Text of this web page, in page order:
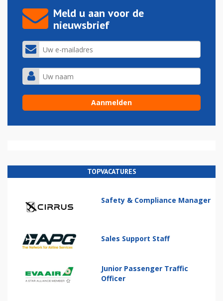
Meld u aan voor de
nieuwsbrief
TOPVACATURES
Safety & Compliance Manager
Sales Support Staff
Junior Passenger Traffic
Officer